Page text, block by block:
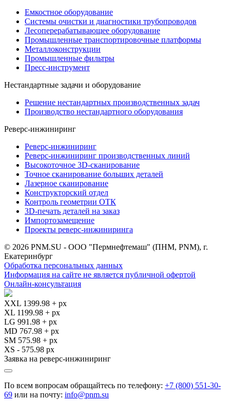
Емкостное оборудование
Системы очистки и диагностики трубопроводов
Лесоперерабатывающее оборудование
Промышленные транспортировочные платформы
Металлоконструкции
Промышленные фильтры
Пресс-инструмент
Нестандартные задачи и оборудование
Решение нестандартных производственных задач
Производство нестандартного оборудования
Реверс-инжиниринг
Реверс-инжиниринг
Реверс-инжиниринг производственных линий
Высокоточное 3D-сканирование
Точное сканирование больших деталей
Лазерное сканирование
Конструкторский отдел
Контроль геометрии ОТК
3D-печать деталей на заказ
Импортозамещение
Проекты реверс-инжиниринга
© 2026 PNM.SU - ООО "Пермнефтемаш" (ПНМ, PNM), г.
Екатеринбург
Обработка персональных данных
Информация на сайте не является публичной офертой
Онлайн-консультация
XXL 1399.98 + px
XL 1199.98 + px
LG 991.98 + px
MD 767.98 + px
SM 575.98 + px
XS - 575.98 px
Заявка на реверс-инжиниринг
По всем вопросам обращайтесь по телефону: +7 (800) 551-30-
69 или на почту: info@pnm.su